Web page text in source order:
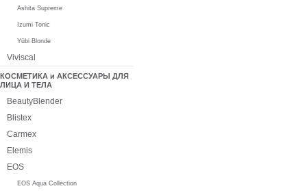
Ashita Supreme
Izumi Tonic
Yūbi Blonde
Viviscal
КОСМЕТИКА и АКСЕССУАРЫ ДЛЯ
ЛИЦА И ТЕЛА
BeautyBlender
Blistex
Carmex
Elemis
EOS
EOS Aqua Collection